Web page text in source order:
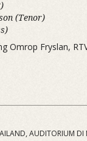
(Tenor)
Omrop Fryslan,
AUDITORIUM DI